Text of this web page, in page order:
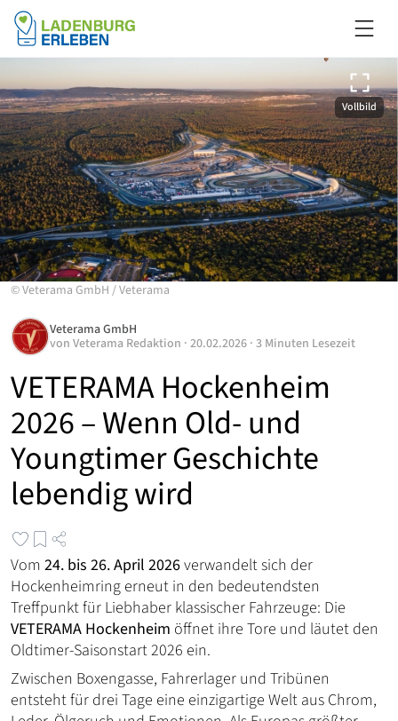
Vollbild
©Veterama GmbH /Veterama
VETERAMA Hockenheim
2026 – Wenn Old- und
Youngtimer Geschichte
lebendig wird
Veterama GmbH
von Veterama Redaktion · 20.02.2026 · 3 Minuten Lesezeit
Vom 24. bis 26. April 2026verwandelt sich der
Hockenheimring erneut in den bedeutendsten
Treffpunkt für Liebhaber klassischer Fahrzeuge: Die
VETERAMA Hockenheim öffnet ihre Tore und läutet den
Oldtimer-Saisonstart 2026 ein.
Zwischen Boxengasse, Fahrerlager und Tribünen
entsteht für drei Tage eine einzigartige Welt aus Chrom,